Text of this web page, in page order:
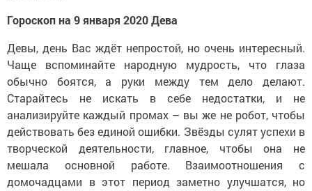
Гороскоп на 9 января 2020 Дева
Девы, день Вас ждёт непростой, но очень интересный.
Чаще вспоминайте народную мудрость, что глаза
обычно боятся, а руки между тем дело делают.
Старайтесь не искать в себе недостатки, и не
анализируйте каждый промах – вы же не робот, чтобы
действовать без единой ошибки. Звёзды сулят успехи в
творческой деятельности, главное, чтобы она не
мешала основной работе. Взаимоотношения с
домочадцами в этот период заметно улучшатся, но